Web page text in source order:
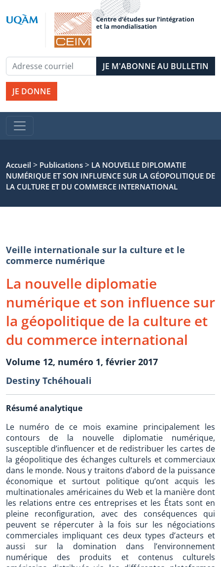
JE DONNE
Accueil > Publications > LA NOUVELLE DIPLOMATIE
NUMÉRIQUE ET SON INFLUENCE SUR LA GÉOPOLITIQUE DE
LA CULTURE ET DU COMMERCE INTERNATIONAL
Veille internationale sur la culture et le
commerce numérique
La nouvelle diplomatie
numérique et son influence sur
la géopolitique de la culture et
du commerce international
Volume 12, numéro 1, février 2017
Destiny Tchéhouali
Résumé analytique
Le numéro de ce mois examine principalement les
contours de la nouvelle diplomatie numérique,
susceptible d’influencer et de redistribuer les cartes de
la géopolitique des échanges culturels et commerciaux
dans le monde. Nous y traitons d’abord de la puissance
économique et surtout politique qu’ont acquis les
multinationales américaines du Web et la manière dont
les relations entre ces entreprises et les États sont en
pleine reconfiguration, avec des conséquences qui
peuvent se répercuter à la fois sur les négociations
commerciales impliquant ces deux types d’acteurs et
aussi sur la domination dans l’environnement
numérique des produits et contenus culturels